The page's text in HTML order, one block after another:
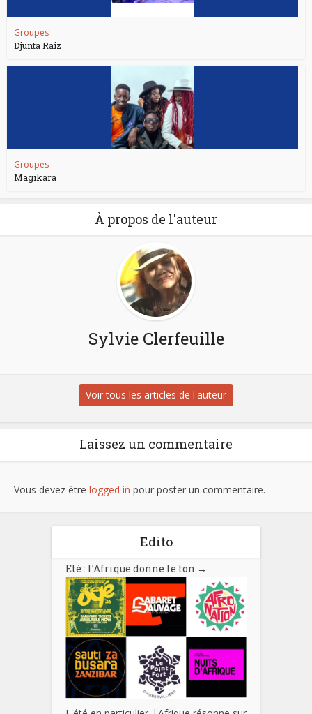
Groupes
Djunta Raiz
Groupes
Magikara
À propos de l'auteur
Sylvie Clerfeuille
Voir tous les articles de l'auteur
Laissez un commentaire
Vous devez être logged in pour poster un commentaire.
Edito
Eté : l’Afrique donne le ton →